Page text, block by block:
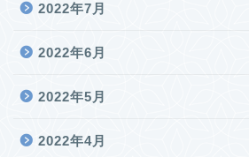
2022年7月
2022年6月
2022年5月
2022年4月